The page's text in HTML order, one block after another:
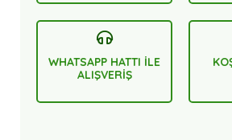
WHATSAPP HATTI İLE
ALIŞVERİŞ